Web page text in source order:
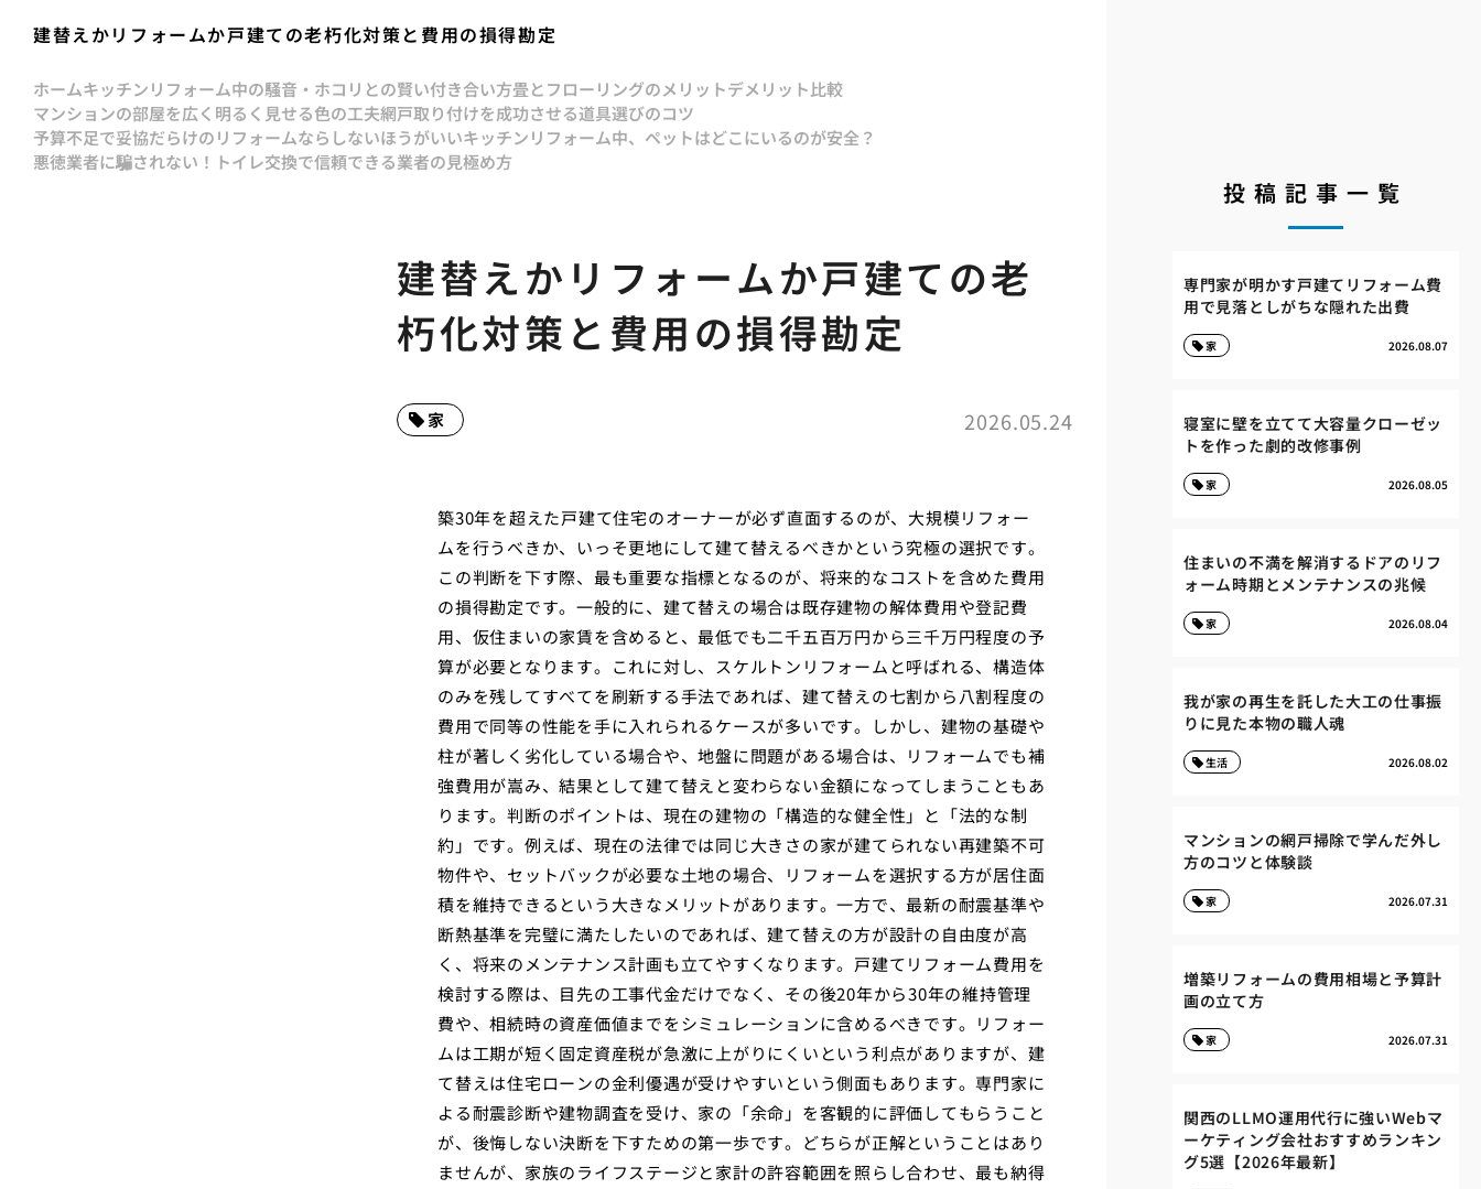
建替えかリフォームか戸建ての老朽化対策と費用の損得勘定
ホームキッチンリフォーム中の騒音・ホコリとの賢い付き合い方畳とフローリングのメリットデメリット比較
マンションの部屋を広く明るく見せる色の工夫網戸取り付けを成功させる道具選びのコツ
予算不足で妥協だらけのリフォームならしないほうがいいキッチンリフォーム中、ペットはどこにいるのが安全？
悪徳業者に騙されない！トイレ交換で信頼できる業者の見極め方
建替えかリフォームか戸建ての老
朽化対策と費用の損得勘定
2026.05.24
家
築30年を超えた戸建て住宅のオーナーが必ず直面するのが、大規模リフォー
ムを行うべきか、いっそ更地にして建て替えるべきかという究極の選択です。
この判断を下す際、最も重要な指標となるのが、将来的なコストを含めた費用
の損得勘定です。一般的に、建て替えの場合は既存建物の解体費用や登記費
用、仮住まいの家賃を含めると、最低でも二千五百万円から三千万円程度の予
算が必要となります。これに対し、スケルトンリフォームと呼ばれる、構造体
のみを残してすべてを刷新する手法であれば、建て替えの七割から八割程度の
費用で同等の性能を手に入れられるケースが多いです。しかし、建物の基礎や
柱が著しく劣化している場合や、地盤に問題がある場合は、リフォームでも補
強費用が嵩み、結果として建て替えと変わらない金額になってしまうこともあ
ります。判断のポイントは、現在の建物の「構造的な健全性」と「法的な制
約」です。例えば、現在の法律では同じ大きさの家が建てられない再建築不可
物件や、セットバックが必要な土地の場合、リフォームを選択する方が居住面
積を維持できるという大きなメリットがあります。一方で、最新の耐震基準や
断熱基準を完璧に満たしたいのであれば、建て替えの方が設計の自由度が高
く、将来のメンテナンス計画も立てやすくなります。戸建てリフォーム費用を
検討する際は、目先の工事代金だけでなく、その後20年から30年の維持管理
費や、相続時の資産価値までをシミュレーションに含めるべきです。リフォー
ムは工期が短く固定資産税が急激に上がりにくいという利点がありますが、建
て替えは住宅ローンの金利優遇が受けやすいという側面もあります。専門家に
よる耐震診断や建物調査を受け、家の「余命」を客観的に評価してもらうこと
が、後悔しない決断を下すための第一歩です。どちらが正解ということはあり
ませんが、家族のライフステージと家計の許容範囲を照らし合わせ、最も納得
投稿記事一覧
専門家が明かす戸建てリフォーム費
用で見落としがちな隠れた出費
2026.08.07
家
寝室に壁を立てて大容量クローゼッ
トを作った劇的改修事例
2026.08.05
家
住まいの不満を解消するドアのリフ
ォーム時期とメンテナンスの兆候
2026.08.04
家
我が家の再生を託した大工の仕事振
りに見た本物の職人魂
2026.08.02
生活
マンションの網戸掃除で学んだ外し
方のコツと体験談
2026.07.31
家
増築リフォームの費用相場と予算計
画の立て方
2026.07.31
家
関西のLLMO運用代行に強いWebマ
ーケティング会社おすすめランキン
グ5選【2026年最新】